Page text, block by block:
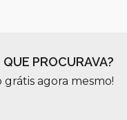
PROCURAVA?
agora mesmo!